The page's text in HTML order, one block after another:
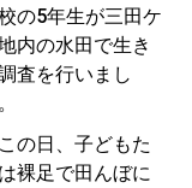
の5年生が三田ケ
内の水田で生き
査を行いまし
の日、子どもた
裸足で田んぼに